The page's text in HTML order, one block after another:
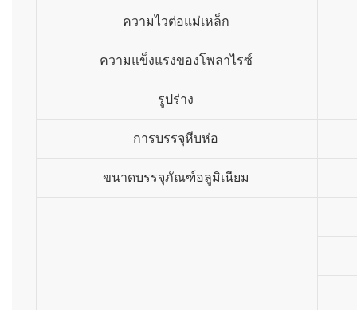
ความไวต่อแม่เหล็ก
ความแข็งแรงของโพลาไรซ์
รูปร่าง
การบรรจุหีบห่อ
ขนาดบรรจุภัณฑ์อลูมิเนียม